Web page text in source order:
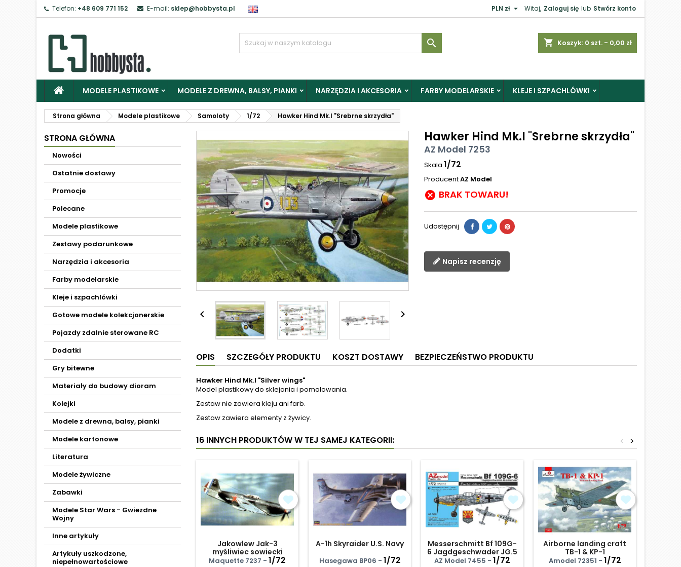
Telefon: +48 609 771 152 E-mail: sklep@hobbysta.pl Witaj, Zaloguj się lub Stwórz konto
PLN zł 
shopping_cart Koszyk: 0 szt. - 0,00 zł

MODELE PLASTIKOWE MODELE Z DREWNA, BALSY, PIANKI NARZĘDZIA I AKCESORIA FARBY MODELARSKIE KLEJE I SZPACHLÓWKI
Strona główna Modele plastikowe Samoloty 1/72 Hawker Hind Mk.I "Srebrne skrzydła"
STRONA GŁÓWNA
Nowości
Ostatnie dostawy
Promocje
Polecane
Modele plastikowe
Zestawy podarunkowe
Narzędzia i akcesoria
Farby modelarskie
Kleje i szpachlówki
Gotowe modele kolekcjonerskie
Pojazdy zdalnie sterowane RC
Dodatki
Gry bitewne
Materiały do budowy dioram
Kolejki
Modele z drewna, balsy, pianki
Modele kartonowe
Literatura
Modele żywiczne
Zabawki
Modele Star Wars - Gwiezdne
Wojny
Inne artykuły
Artykuły uszkodzone,
niepełnowartościowe
 
Hawker Hind Mk.I "Srebrne skrzydła"
AZ Model 7253
Skala 1/72
ProducentAZ Model
 BRAK TOWARU!
Udostępnij
Napisz recenzję
OPIS SZCZEGÓŁY PRODUKTU KOSZT DOSTAWY BEZPIECZEŃSTWO PRODUKTU
Hawker Hind Mk.I "Silver wings"
Model plastikowy do sklejania i pomalowania.
Zestaw nie zawiera kleju ani farb.
Zestaw zawiera elementy z żywicy.
16 INNYCH PRODUKTÓW W TEJ SAMEJ KATEGORII: >
<
Jakowlew Jak-3
myśliwiec sowiecki
Maquette 7237 - 1/72
A-1h Skyraider U.S. Navy
Hasegawa BP06 - 1/72
Messerschmitt Bf 109G-
6 Jagdgeschwader JG.5
AZ Model 7455 - 1/72
Airborne landing craft
TB-1 & KP-1
Amodel 72351 - 1/72